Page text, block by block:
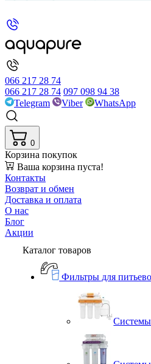
066 217 28 74
066 217 28 74 097 098 94 38
Telegram
Viber WhatsApp
0
Корзина покупок
Ваша корзина пуста!
Контакты
Возврат и обмен
Доставка и оплата
О нас
Блог
Акции
Каталог товаров
Фильтры для
Системы